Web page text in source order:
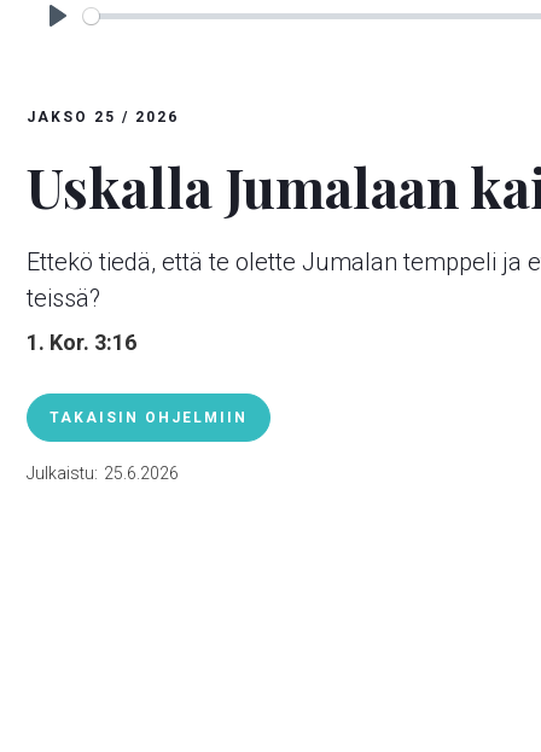
JAKSO 25 / 2026
Uskalla Jumalaan
Ettekö tiedä, että te olette Jumalan temppeli ja
teissä?
1. Kor. 3:16
TAKAISIN OHJELMIIN
Julkaistu: 25.6.2026